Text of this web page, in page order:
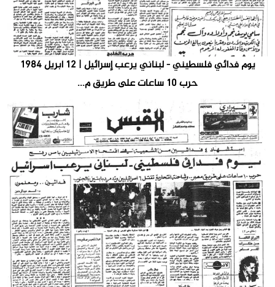
يوم فدائي فلسطيني - لبناني يرعب إسرائيل | ١٢ أبريل ١٩٨٤
حرب ١٠ ساعات على طريق م...